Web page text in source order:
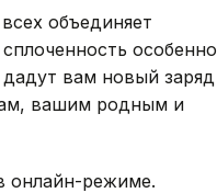
объединяет
особенно
вам новый заряд
вашим родным и
онлайн-режиме.